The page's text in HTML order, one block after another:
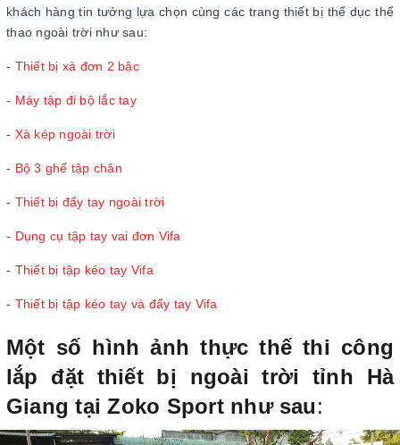
khách hàng tin tưởng lựa chọn cùng các trang thiết bị thể dục thể
thao ngoài trời như sau:
- Thiết bị xà đơn 2 bậc
- Máy tập đi bộ lắc tay
- Xà kép ngoài trời
- Bộ 3 ghế tập chân
- Thiết bị đẩy tay ngoài trời
- Dụng cụ tập tay vai đơn Vifa
- Thiết bị tập kéo tay Vifa
- Thiết bị tập kéo tay và đẩy tay Vifa
Một số hình ảnh thực thế thi công
lắp đặt thiết bị ngoài trời tỉnh Hà
Giang tại Zoko Sport như sau: